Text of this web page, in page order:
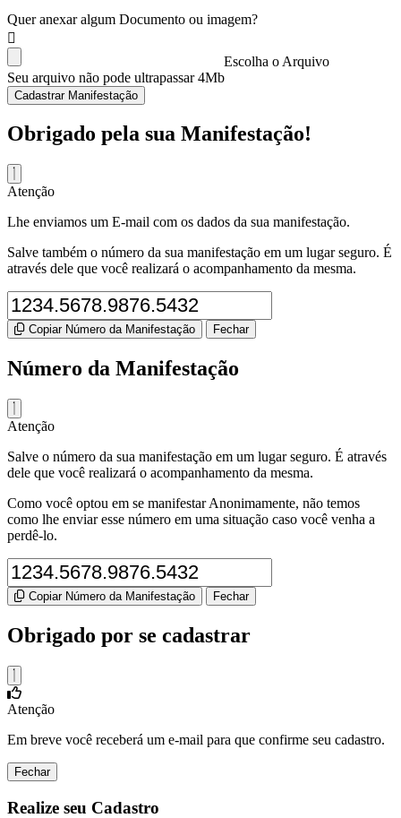
Quer anexar algum Documento ou imagem?
Escolha o Arquivo
Seu arquivo não pode ultrapassar 4Mb
Cadastrar Manifestação
Obrigado pela sua Manifestação!
Atenção
Lhe enviamos um E-mail com os dados da sua manifestação.
Salve também o número da sua manifestação em um lugar seguro. É
através dele que você realizará o acompanhamento da mesma.
Copiar Número da Manifestação Fechar
Número da Manifestação
Atenção
Salve o número da sua manifestação em um lugar seguro. É através
dele que você realizará o acompanhamento da mesma.
Como você optou em se manifestar Anonimamente, não temos
como lhe enviar esse número em uma situação caso você venha a
perdê-lo.
Copiar Número da Manifestação Fechar
Obrigado por se cadastrar
Atenção
Em breve você receberá um e-mail para que confirme seu cadastro.
Fechar
Realize seu Cadastro